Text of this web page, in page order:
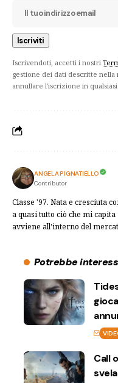
Iscrivendoti, accetti i nostri
gestione dei dati descritte nella
annullare l'iscrizione in
ANGELA PIGNATIELLO
Contributor
Classe '97. Nata e cresciuta
a quasi tutto ciò che mi
avviene all'interno del
Potrebbe
Call